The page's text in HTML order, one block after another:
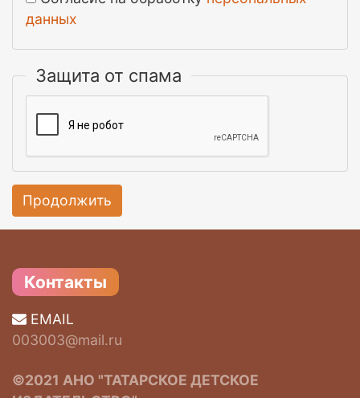
данных
Защита от спама
Продолжить
Контакты
EMAIL
003003@mail.ru
©2021 АНО "ТАТАРСКОЕ ДЕТСКОЕ